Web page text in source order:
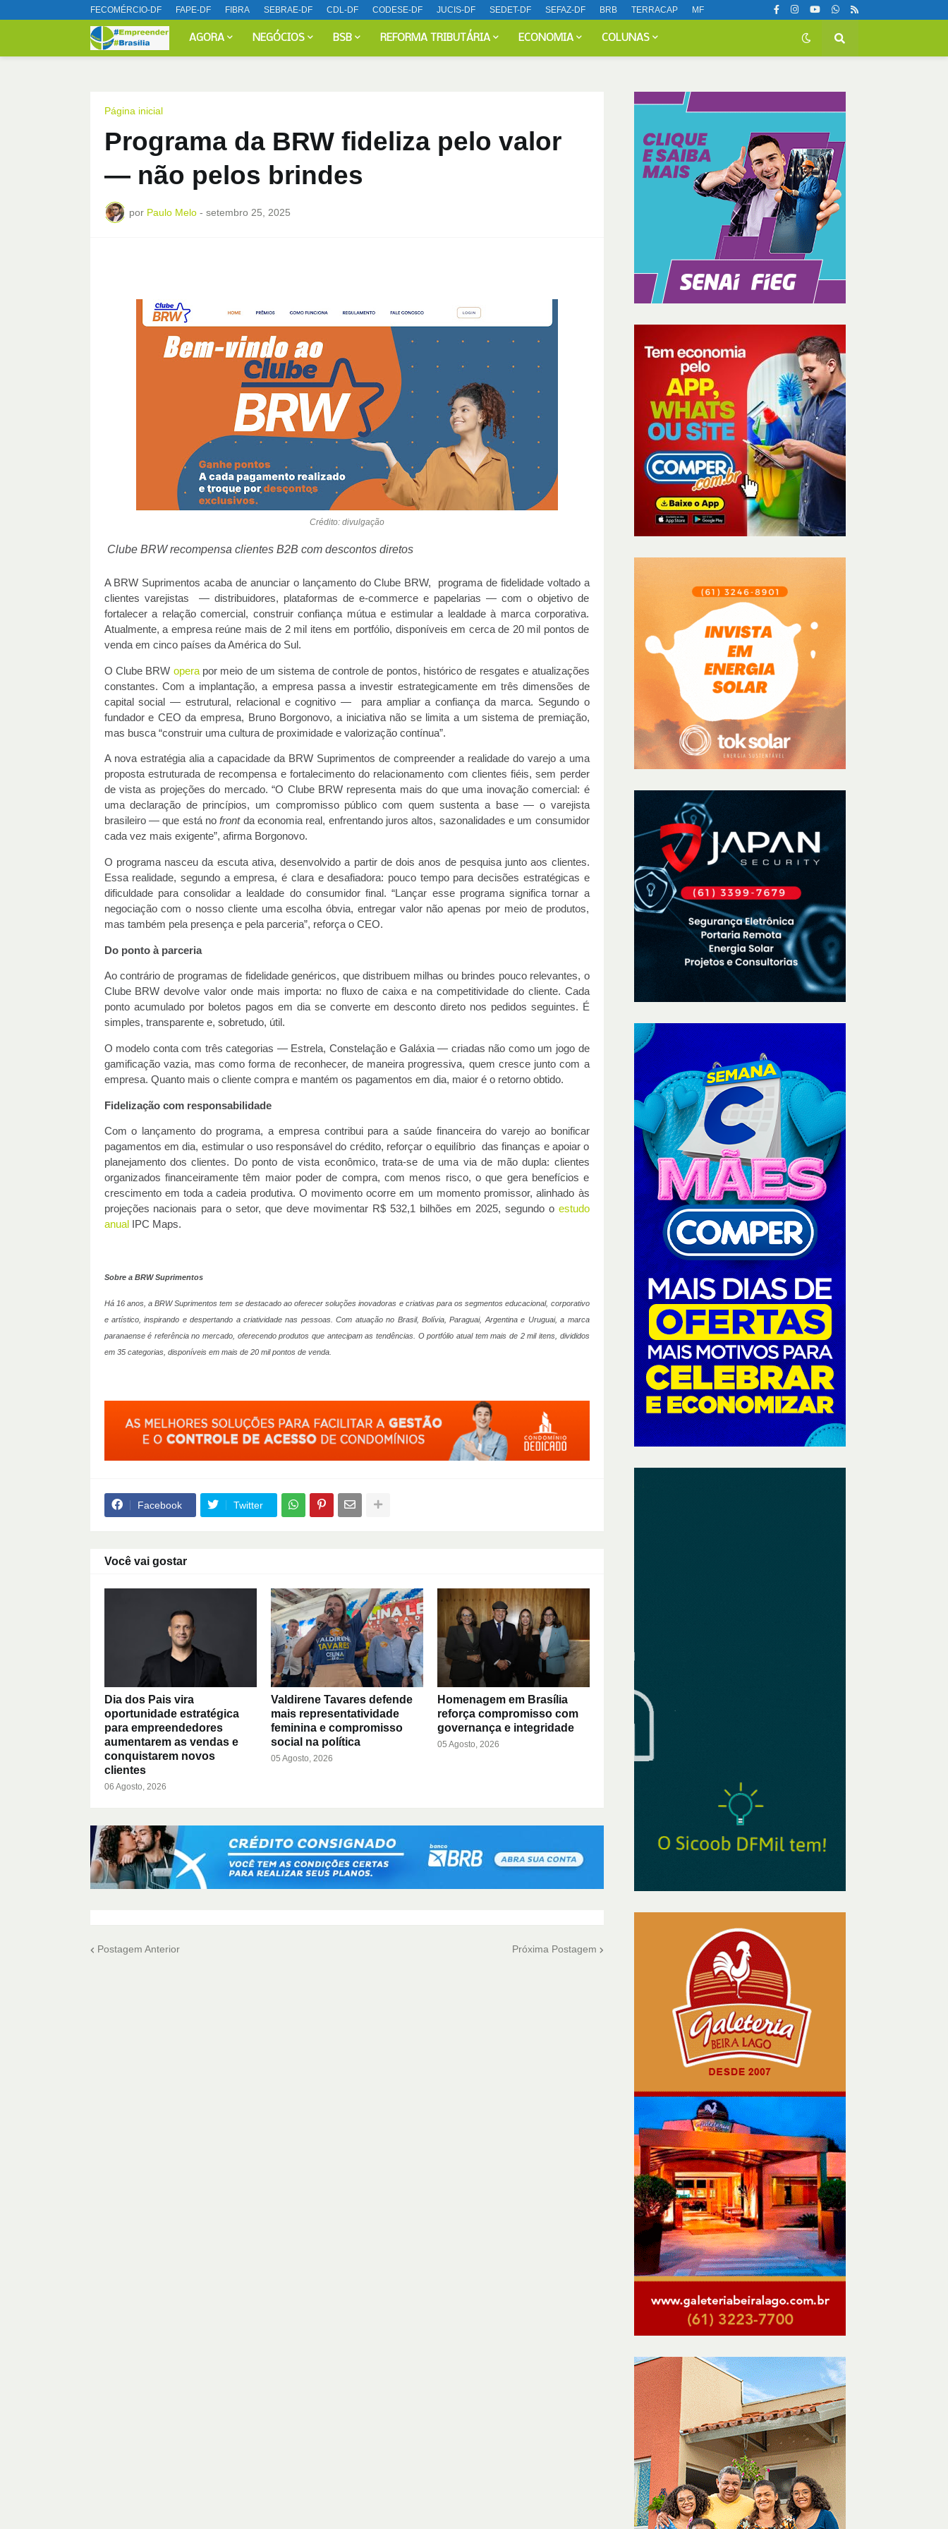
FECOMÉRCIO-DF FAPE-DF FIBRA SEBRAE-DF CDL-DF CODESE-DF JUCIS-DF SEDET-DF SEFAZ-DF BRB TERRACAP MF
AGORA NEGÓCIOS BSB REFORMA TRIBUTÁRIA ECONOMIA COLUNAS
Página inicial
Programa da BRW fideliza pelo valor
— não pelos brindes
por Paulo Melo - setembro 25, 2025
Crédito: divulgação
Clube BRW recompensa clientes B2B com descontos diretos
A BRW Suprimentos acaba de anunciar o lançamento do Clube BRW, programa de fidelidade voltado a
clientes varejistas — distribuidores, plataformas de e-commerce e papelarias — com o objetivo de
fortalecer a relação comercial, construir confiança mútua e estimular a lealdade à marca corporativa.
Atualmente, a empresa reúne mais de 2 mil itens em portfólio, disponíveis em cerca de 20 mil pontos de
venda em cinco países da América do Sul.
O Clube BRW operapor meio de um sistema de controle de pontos, histórico de resgates e atualizações
constantes. Com a implantação, a empresa passa a investir estrategicamente em três dimensões de
capital social — estrutural, relacional e cognitivo — para ampliar a confiança da marca. Segundo o
fundador e CEO da empresa, Bruno Borgonovo, a iniciativa não se limita a um sistema de premiação,
mas busca “construir uma cultura de proximidade e valorização contínua”.
A nova estratégia alia a capacidade da BRW Suprimentos de compreender a realidade do varejo a uma
proposta estruturada de recompensa e fortalecimento do relacionamento com clientes fiéis, sem perder
de vista as projeções do mercado. “O Clube BRW representa mais do que uma inovação comercial: é
uma declaração de princípios, um compromisso público com quem sustenta a base — o varejista
brasileiro — que está nofrontda economia real, enfrentando juros altos, sazonalidades e um consumidor
cada vez mais exigente”, afirma Borgonovo.
O programa nasceu da escuta ativa, desenvolvido a partir de dois anos de pesquisa junto aos clientes.
Essa realidade, segundo a empresa, é clara e desafiadora: pouco tempo para decisões estratégicas e
dificuldade para consolidar a lealdade do consumidor final. “Lançar esse programa significa tornar a
negociação com o nosso cliente uma escolha óbvia, entregar valor não apenas por meio de produtos,
mas também pela presença e pela parceria”, reforça o CEO.
Do ponto à parceria
Ao contrário de programas de fidelidade genéricos, que distribuem milhas ou brindes pouco relevantes, o
Clube BRW devolve valor onde mais importa: no fluxo de caixa e na competitividade do cliente. Cada
ponto acumulado por boletos pagos em dia se converte em desconto direto nos pedidos seguintes. É
simples, transparente e, sobretudo, útil.
O modelo conta com três categorias — Estrela, Constelação e Galáxia — criadas não como um jogo de
gamificação vazia, mas como forma de reconhecer, de maneira progressiva, quem cresce junto com a
empresa. Quanto mais o cliente compra e mantém os pagamentos em dia, maior é o retorno obtido.
Fidelização com responsabilidade
Com o lançamento do programa, a empresa contribui para a saúde financeira do varejo ao bonificar
pagamentos em dia, estimular o uso responsável do crédito, reforçar o equilíbrio das finanças e apoiar o
planejamento dos clientes. Do ponto de vista econômico, trata-se de uma via de mão dupla: clientes
organizados financeiramente têm maior poder de compra, com menos risco, o que gera benefícios e
crescimento em toda a cadeia produtiva. O movimento ocorre em um momento promissor, alinhado às
projeções nacionais para o setor, que deve movimentar R$ 532,1 bilhões em 2025, segundo o estudo
anual IPC Maps.
Sobre a BRW Suprimentos
Há 16 anos, a BRW Suprimentos tem se destacado ao oferecer soluções inovadoras e criativas para os segmentos educacional, corporativo
e artístico, inspirando e despertando a criatividade nas pessoas. Com atuação no Brasil, Bolívia, Paraguai, Argentina e Uruguai, a marca
paranaense é referência no mercado, oferecendo produtos que antecipam as tendências. O portfólio atual tem mais de 2 mil itens, divididos
em 35 categorias, disponíveis em mais de 20 mil pontos de venda.
Facebook Twitter
Você vai gostar
Dia dos Pais vira
oportunidade estratégica
para empreendedores
aumentarem as vendas e
conquistarem novos
clientes
06 Agosto, 2026
Valdirene Tavares defende
mais representatividade
feminina e compromisso
social na política
05 Agosto, 2026
Homenagem em Brasília
reforça compromisso com
governança e integridade
05 Agosto, 2026
Postagem Anterior Próxima Postagem